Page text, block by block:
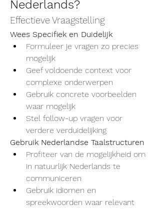
Nederlands?
Effectieve Vraagstelling
Wees Specifiek en Duidelijk
Formuleer je vragen zo precies
mogelijk
Geef voldoende context voor
complexe onderwerpen
Gebruik concrete voorbeelden
waar mogelijk
Stel follow-up vragen voor
verdere verduidelijking
Gebruik Nederlandse Taalstructuren
Profiteer van de mogelijkheid om
in natuurlijk Nederlands te
communiceren
Gebruik idiomen en
spreekwoorden waar relevant